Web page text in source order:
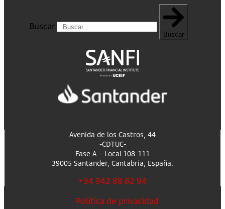
Buscar
Buscar
Avenida de los Castros, 44
-CDTUC-
Fase A – Local 108-111
39005 Santander, Cantabria, España.
+34 942 88 82 94
Política de privacidad